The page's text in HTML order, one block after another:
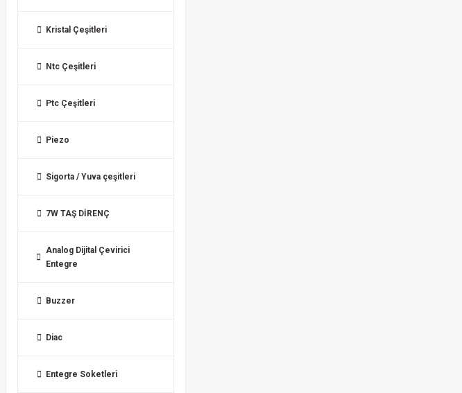
Kristal Çeşitleri
Ntc Çeşitleri
Ptc Çeşitleri
Piezo
Sigorta / Yuva çeşitleri
7W TAŞ DİRENÇ
Analog Dijital Çevirici
Entegre
Buzzer
Diac
Entegre Soketleri